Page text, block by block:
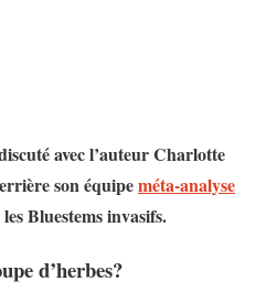
avec l’auteur Charlotte
son équipeméta-analyse
Bluestems invasifs.
d’herbes?